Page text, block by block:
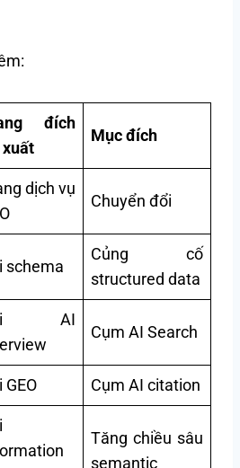
đích
Mục đích
dịch vụ
Chuyển đổi
schema
Củng cố
structured data
AI
Cụm AI Search
GEO Cụm AI citation
Tăng chiều sâu
semantic